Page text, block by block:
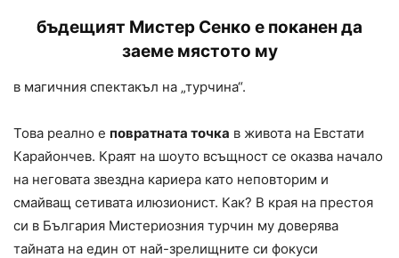
бъдещият Мистер Сенко е поканен да
заеме мястото му
в магичния спектакъл на „турчина“.
Това реално е повратната точка в живота на Евстати
Карайончев. Краят на шоуто всъщност се оказва начало
на неговата звездна кариера като неповторим и
смайващ сетивата илюзионист. Как? В края на престоя
си в България Мистериозния турчин му доверява
тайната на един от най-зрелищните си фокуси